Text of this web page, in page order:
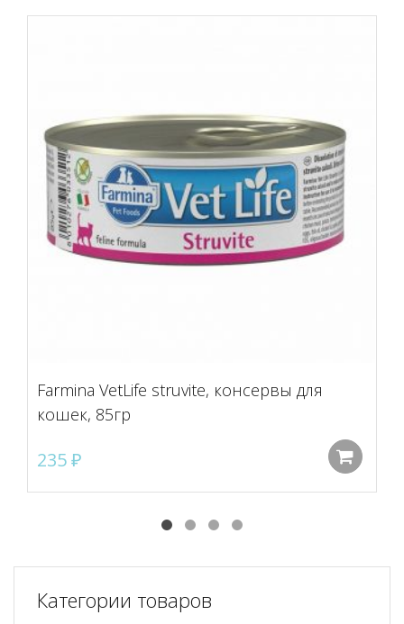
Farmina VetLife struvite, консервы для
кошек, 85гр
235₽
Категории товаров